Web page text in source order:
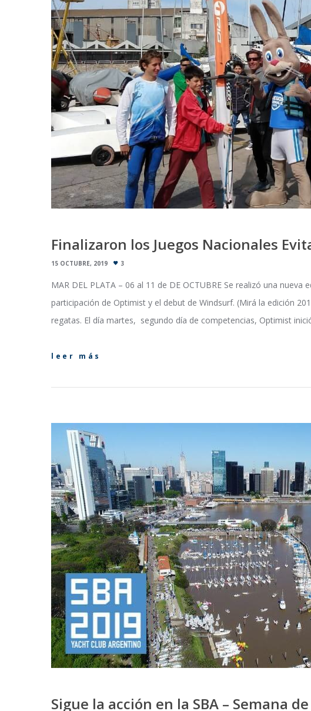
Finalizaron los Juegos Nacionales
15 OCTUBRE, 2019 3
MAR DEL PLATA – 06 al 11 de DE OCTUBRE Se realizó una
participación de Optimist y el debut de Windsurf. (Mirá la edición
regatas. El día martes, segundo día de competencias, Optimist
leer más
Sigue la acción en la SBA – Semana